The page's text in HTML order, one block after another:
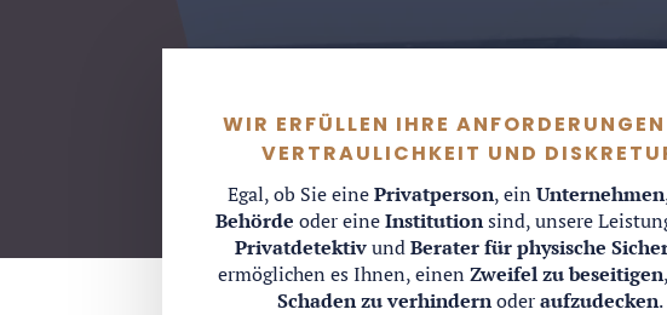
WIR ERFÜLLEN IHRE
VERTRAULICHKEIT UND
Egal, ob Sie einePrivatperson, einUnternehmen
Behörde oder eineInstitutionsind, unsere
PrivatdetektivundBerater für physische
ermöglichen es Ihnen, einen Zweifel zu beseitigen
Schaden zu verhindernoderaufzudecken.